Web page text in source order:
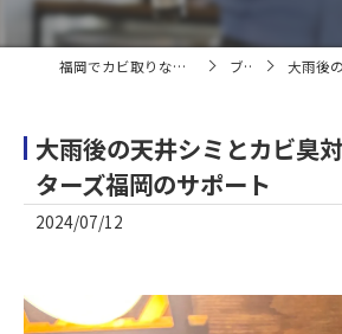
福岡でカビ取りならカビバスターズ福岡 ブログ 大雨後の天井シ
大雨後の天井シミとカビ臭
ターズ福岡のサポート
2024/07/12